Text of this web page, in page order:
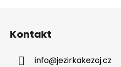
Kontakt
info@jezirkakezoj.cz